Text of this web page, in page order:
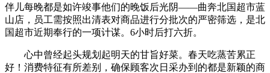
伴儿每晚都是如许竣事他们的晚饭后光阴——曲奔北国超市蓝
山店，员工需按照出清表对商品进行分批次的严密筛选，是北
国超市近期奉行的一项计谋。6小时后打六折。
心中曾经起头规划起明天的甘旨好菜。春天吃蒸苦累正
好！消费特征有所差别，确保顾客次日采办到的都是新颖的商